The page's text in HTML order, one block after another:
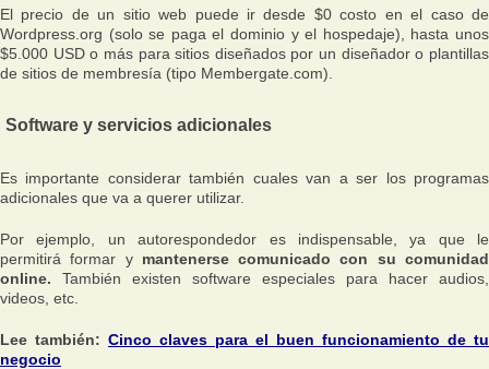
El precio de un sitio web puede ir desde $0 costo en el caso de
Wordpress.org (solo se paga el dominio y el hospedaje), hasta unos
$5.000 USD o más para sitios diseñados por un diseñador o plantillas
de sitios de membresía (tipo Membergate.com).
Software y servicios adicionales
Es importante considerar también cuales van a ser los programas
adicionales que va a querer utilizar.
Por ejemplo, un autorespondedor es indispensable, ya que le
permitirá formar y mantenerse comunicado con su comunidad
online. También existen software especiales para hacer audios,
videos, etc.
Lee también: Cinco claves para el buen funcionamiento de tu
negocio